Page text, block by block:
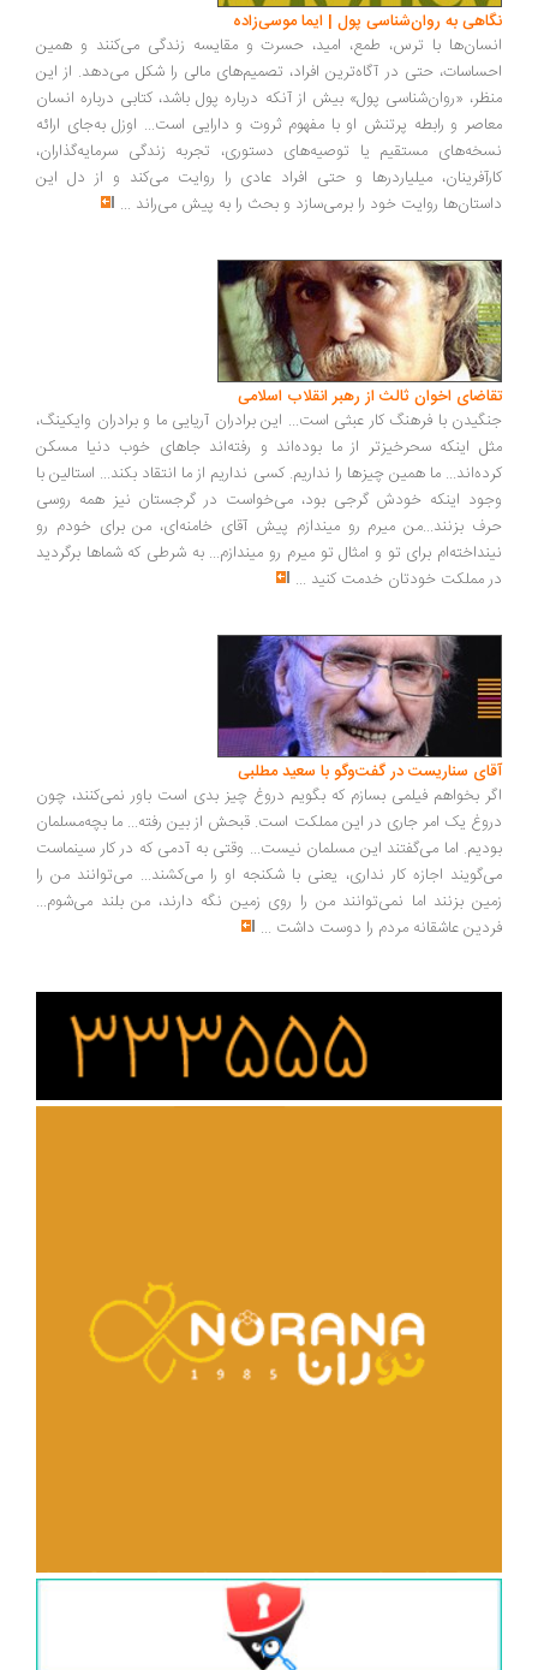
به روان‌شناسی پول | ایما موسی‌زاده
با ترس، طمع، امید، حسرت و مقایسه زندگی می‌کنند و همین
حتی در آگاه‌ترین افراد، تصمیم‌های مالی را شکل می‌دهد. از این
«روان‌شناسی پول» بیش از آنکه درباره پول باشد، کتابی درباره انسان
و رابطه پرتنش او با مفهوم ثروت و دارایی است... اوزل به‌جای ارائه
مستقیم یا توصیه‌های دستوری، تجربه زندگی سرمایه‌گذاران،
میلیاردرها و حتی افراد عادی را روایت می‌کند و از دل این
روایت خود را برمی‌سازد و بحث را به پیش می‌راند ...
اخوان ثالث از رهبر انقلاب اسلامی
با فرهنگ کار عبثی است... این برادران آریایی ما و برادران وایکینگ،
اینکه سحرخیزتر از ما بوده‌اند و رفته‌اند جاهای خوب دنیا مسکن
ما همین چیزها را نداریم. کسی نداریم از ما انتقاد بکند... استالین با
اینکه خودش گرجی بود، می‌خواست در گرجستان نیز همه روسی
بزنند...من میرم رو میندازم پیش آقای خامنه‌ای، من برای خودم رو
برای تو و امثال تو میرم رو میندازم... به شرطی که شماها برگردید
مملکت خودتان خدمت کنید...
سناریست در گفت‌وگو با سعید مطلبی
بخواهم فیلمی بسازم که بگویم دروغ چیز بدی است باور نمی‌کنند، چون
یک امر جاری در این مملکت است. قبحش از بین رفته... ما بچه‌مسلمان
اما می‌گفتند این مسلمان نیست... وقتی به آدمی که در کار سینماست
اجازه کار نداری، یعنی با شکنجه او را می‌کشند... می‌توانند من را
بزنند اما نمی‌توانند من را روی زمین نگه دارند، من بلند می‌شوم...
عاشقانه مردم را دوست داشت ...